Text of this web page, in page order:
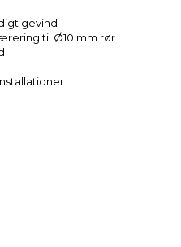
gevind
til Ø10 mm rør